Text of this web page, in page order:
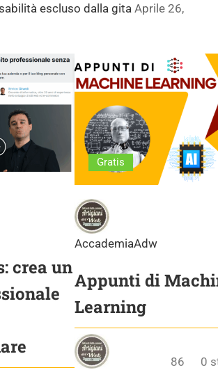
escluso dalla gita Aprile 26,
crea un
Gratis
AccademiaAdw
Appunti di
Learning
86 0